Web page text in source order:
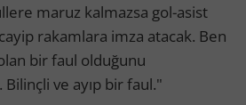
maruz kalmazsa gol-asist
rakamlara imza atacak. Ben
bir faul olduğunu
ve ayıp bir faul."